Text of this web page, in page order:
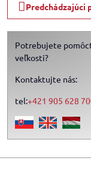
Predchádzajúci
Potrebujete
veľkosti?
Kontaktujte nás:
tel:+421 905 628